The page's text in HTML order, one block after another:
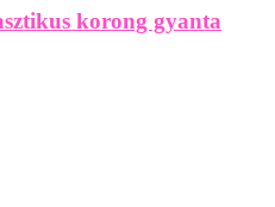
korong gyanta